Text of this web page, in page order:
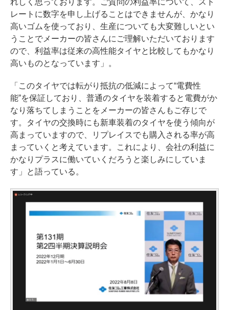
レートに数字を申し上げることはできませんが、かなり
高いゴムを使っており、生産についても大変難しいとい
うことでメーカーの皆さんにご理解いただいております
ので、利益率は従来の高性能タイヤと比較してもかなり
高いものとなっています」。
「このタイヤでは転がり抵抗の低減によって“電費性
能”を保証しており、普通のタイヤを装着すると電費がか
なり落ちてしまうことをメーカーの皆さんもご存じで
す。タイヤの交換時にも新車装着のタイヤを使う傾向が
高まっていますので、リプレイスでも購入される率が高
まっていくと考えています。これにより、会社の利益に
かなりプラスに働いていくだろうと楽しみにしていま
す」と語っている。